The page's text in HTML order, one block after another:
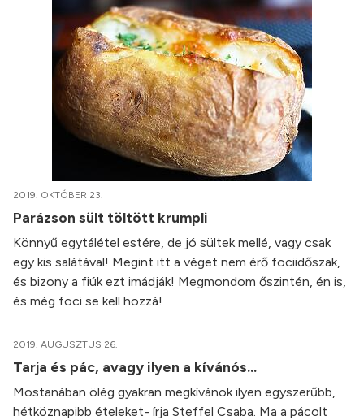
2019. OKTÓBER 23.
Parázson sült töltött krumpli
Könnyű egytálétel estére, de jó sültek mellé, vagy csak
egy kis salátával! Megint itt a véget nem érő fociidőszak,
és bizony a fiúk ezt imádják! Megmondom őszintén, én is,
és még foci se kell hozzá!
2019. AUGUSZTUS 26.
Tarja és pác, avagy ilyen a kívánós…
Mostanában ölég gyakran megkívánok ilyen egyszerűbb,
hétköznapibb ételeket- írja Steffel Csaba. Ma a pácolt